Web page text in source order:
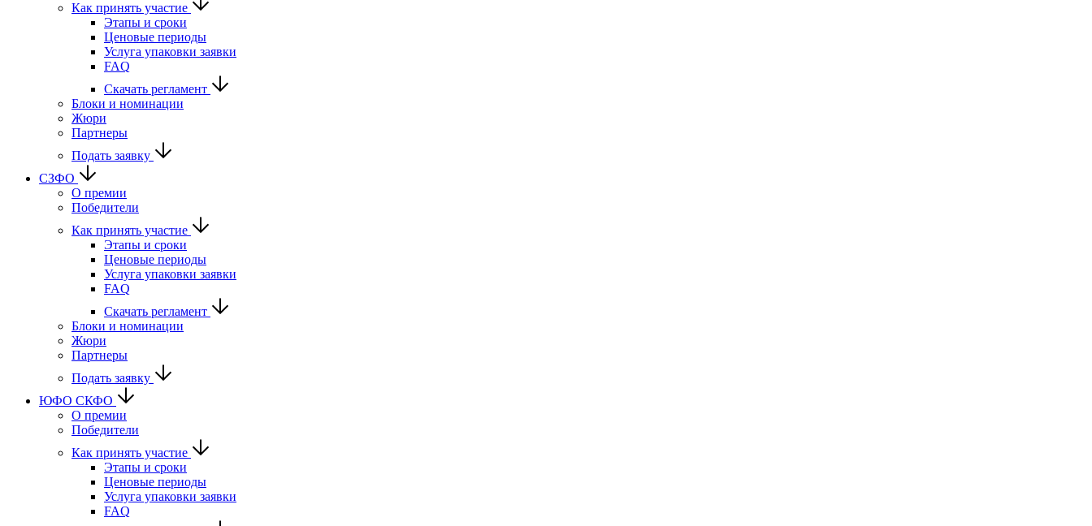
Как принять участие
Этапы и сроки
Ценовые периоды
Услуга упаковки заявки
FAQ
Скачать регламент
Блоки и номинации
Жюри
Партнеры
Подать заявку
СЗФО
О премии
Победители
Как принять участие
Этапы и сроки
Ценовые периоды
Услуга упаковки заявки
FAQ
Скачать регламент
Блоки и номинации
Жюри
Партнеры
Подать заявку
ЮФО СКФО
О премии
Победители
Как принять участие
Этапы и сроки
Ценовые периоды
Услуга упаковки заявки
FAQ